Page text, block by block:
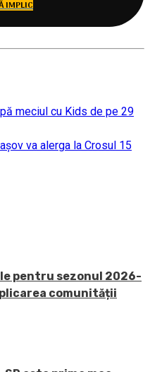
IMPLIC
meciul cu Kids de pe 29
va alerga la Crosul 15
pentru sezonul 2026-
comunității